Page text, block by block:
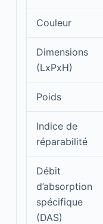
Couleur
Dimensions
(LxPxH)
Poids
Indice de
réparabilité
Débit
d’absorption
spécifique
(DAS)